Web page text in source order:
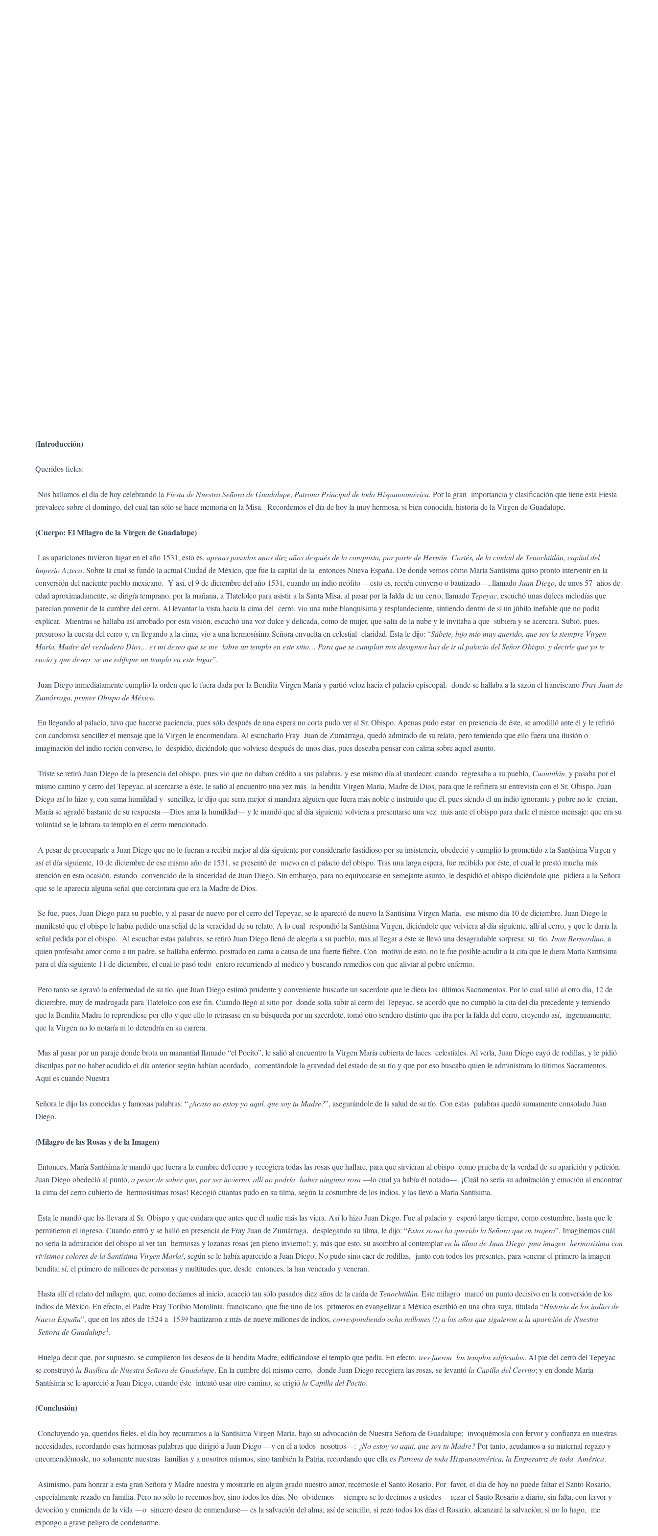
(Introducción)
Queridos fieles:
Nos hallamos el día de hoy celebrando la Fiesta de Nuestra Señora de Guadalupe, Patrona Principal de toda Hispanoamérica. Por la gran importancia y clasificación que tiene esta Fiesta
prevalece sobre el domingo, del cual tan sólo se hace memoria en la Misa. Recordemos el día de hoy la muy hermosa, si bien conocida, historia de la Virgen de Guadalupe.
(Cuerpo: El Milagro de la Virgen de Guadalupe)
Las apariciones tuvieron lugar en el año 1531, esto es, apenas pasados unos diez años después de la conquista, por parte de Hernán Cortés, de laciudad de Tenochtitlán, capital del
Imperio Azteca. Sobre la cual se fundó la actual Ciudad de México, que fue la capital de la entonces Nueva España. De donde vemos cómo María Santísima quiso pronto intervenir en la
conversión del naciente pueblo mexicano. Y así, el 9 de diciembre del año 1531, cuando un indio neófito —esto es, recién converso o bautizado—, llamadoJuan Diego, de unos 57 años de
edad aproximadamente, se dirigía temprano, por la mañana, a Tlatelolco para asistir a la Santa Misa, al pasar por la falda de un cerro, llamado Tepeyac, escuchó unas dulces melodías que
parecían provenir de la cumbre del cerro. Al levantar la vista hacia la cima del cerro, vio una nube blanquísima y resplandeciente, sintiendo dentro de sí un júbilo inefable que no podía
explicar. Mientras se hallaba así arrobado por esta visión, escuchó una voz dulce y delicada, como de mujer, que salía de la nube y le invitaba a que subiera y se acercara. Subió, pues,
presuroso la cuesta del cerro y, en llegando a la cima, vio a una hermosísima Señora envuelta en celestial claridad. Ésta le dijo: “Sábete, hijo mío muy querido, que soy la siempre Virgen
María, Madre del verdadero Dios… es mi deseo que se me labre un templo en este sitio… Para que se cumplan mis designios has de ir al palacio del Señor Obispo, y decirle que yo te
envío y que deseo se me edifique un templo en este lugar”.
Juan Diego inmediatamente cumplió la orden que le fuera dada por la Bendita Virgen María y partió veloz hacia el palacio episcopal, donde se hallaba a la sazón el franciscano Fray Juan de
Zumárraga, primer Obispo de México.
En llegando al palacio, tuvo que hacerse paciencia, pues sólo después de una espera no corta pudo ver al Sr. Obispo. Apenas pudo estar en presencia de éste, se arrodilló ante él y le refirió
con candorosa sencillez el mensaje que la Virgen le encomendara. Al escucharlo Fray Juan de Zumárraga, quedó admirado de su relato, pero temiendo que ello fuera una ilusión o
imaginación del indio recién converso, lo despidió, diciéndole que volviese después de unos días, pues deseaba pensar con calma sobre aquel asunto.
Triste se retiró Juan Diego de la presencia del obispo, pues vio que no daban crédito a sus palabras, y ese mismo día al atardecer, cuando regresaba a su pueblo, Cuautitlán, y pasaba por el
mismo camino y cerro del Tepeyac, al acercarse a éste, le salió al encuentro una vez más la bendita Virgen María, Madre de Dios, para que le refiriera su entrevista con el Sr. Obispo. Juan
Diego así lo hizo y, con suma humildad y sencillez, le dijo que sería mejor si mandara alguien que fuera más noble e instruido que él, pues siendo él un indio ignorante y pobre no le creían,
María se agradó bastante de su respuesta —Dios ama la humildad— y le mandó que al día siguiente volviera a presentarse una vez más ante el obispo para darle el mismo mensaje: que era su
voluntad se le labrara su templo en el cerro mencionado.
A pesar de preocuparle a Juan Diego que no lo fueran a recibir mejor al día siguiente por considerarlo fastidioso por su insistencia, obedeció y cumplió lo prometido a la Santísima Virgen y
así el día siguiente, 10 de diciembre de ese mismo año de 1531, se presentó de nuevo en el palacio del obispo. Tras una larga espera, fue recibido por éste, el cual le prestó mucha más
atención en esta ocasión, estando convencido de la sinceridad de Juan Diego. Sin embargo, para no equivocarse en semejante asunto, le despidió el obispo diciéndole que pidiera a la Señora
que se le aparecía alguna señal que cerciorara que era la Madre de Dios.
Se fue, pues, Juan Diego para su pueblo, y al pasar de nuevo por el cerro del Tepeyac, se le apareció de nuevo la Santísima Virgen María, ese mismo día 10 de diciembre. Juan Diego le
manifestó que el obispo le había pedido una señal de la veracidad de su relato. A lo cual respondió la Santísima Virgen, diciéndole que volviera al día siguiente, allí al cerro, y que le daría la
señal pedida por el obispo. Al escuchar estas palabras, se retiró Juan Diego llenó de alegría a su pueblo, mas al llegar a éste se llevó una desagradable sorpresa: su tío, Juan Bernardino, a
quien profesaba amor como a un padre, se hallaba enfermo, postrado en cama a causa de una fuerte fiebre. Con motivo de esto, no le fue posible acudir a la cita que le diera María Santísima
para el día siguiente 11 de diciembre, el cual lo pasó todo entero recurriendo al médico y buscando remedios con que aliviar al pobre enfermo.
Pero tanto se agravó la enfermedad de su tío, que Juan Diego estimó prudente y conveniente buscarle un sacerdote que le diera los últimos Sacramentos. Por lo cual salió al otro día, 12 de
diciembre, muy de madrugada para Tlatelolco con ese fin. Cuando llegó al sitio por donde solía subir al cerro del Tepeyac, se acordó que no cumplió la cita del día precedente y temiendo
que la Bendita Madre lo reprendiese por ello y que ello lo retrasase en su búsqueda por un sacerdote, tomó otro sendero distinto que iba por la falda del cerro, creyendo así, ingenuamente,
que la Virgen no lo notaría ni lo detendría en su carrera.
Mas al pasar por un paraje donde brota un manantial llamado “el Pocito”, le salió al encuentro la Virgen María cubierta de luces celestiales. Al verla, Juan Diego cayó de rodillas, y le pidió
disculpas por no haber acudido el día anterior según habían acordado, comentándole la gravedad del estado de su tío y que por eso buscaba quien le administrara lo últimos Sacramentos.
Aquí es cuando Nuestra
Señora le dijo las conocidas y famosas palabras: “¿Acaso no estoy yo aquí, que soy tu Madre?”, asegurándole de la salud de su tío. Con estas palabras quedó sumamente consolado Juan
Diego.
(Milagro de las Rosas y de la Imagen)
Entonces, María Santísima le mandó que fuera a la cumbre del cerro y recogiera todas las rosas que hallare, para que sirvieran al obispo como prueba de la verdad de su aparición y petición.
Juan Diego obedeció al punto, a pesar de saber que, por ser invierno, allí no podría haber ninguna rosa—lo cual ya había él notado—. ¡Cuál no sería su admiración y emoción al encontrar
la cima del cerro cubierto de hermosísimas rosas! Recogió cuantas pudo en su tilma, según la costumbre de los indios, y las llevó a María Santísima.
Ésta le mandó que las llevara al Sr. Obispo y que cuidara que antes que él nadie más las viera. Así lo hizo Juan Diego. Fue al palacio y esperó largo tiempo, como costumbre, hasta que le
permitieron el ingreso. Cuando entró y se halló en presencia de Fray Juan de Zumárraga, desplegando su tilma, le dijo: “Estas rosas ha querido la Señora que os trajera”. Imaginemos cuál
no sería la admiración del obispo al ver tan hermosas y lozanas rosas ¡en pleno invierno!; y, más que esto, su asombro al contemplaren la tilma de Juan Diego ¡una imagen hermosísima con
vivísimos colores de la Santísima Virgen María!, según se le había aparecido a Juan Diego. No pudo sino caer de rodillas, junto con todos los presentes, para venerar el primero la imagen
bendita; sí, el primero de millones de personas y multitudes que, desde entonces, la han venerado y veneran.
Hasta allí el relato del milagro, que, como decíamos al inicio, acaeció tan sólo pasados diez años de la caída de Tenochtitlán. Este milagro marcó un punto decisivo en la conversión de los
indios de México. En efecto, el Padre Fray Toribio Motolinia, franciscano, que fue uno de los primeros en evangelizar a México escribió en una obra suya, titulada “Historia de los indios de
Nueva España”, que en los años de 1524 a 1539 bautizaron a más de nueve millones de indios, correspondiendo ocho millones (!) a los años que siguieron a la aparición de Nuestra
Señora de Guadalupe1.
Huelga decir que, por supuesto, se cumplieron los deseos de la bendita Madre, edificándose el templo que pedía. En efecto, tres fueron los templos edificados. Al pie del cerro del Tepeyac
se construyóla Basílica de Nuestra Señora de Guadalupe. En la cumbre del mismo cerro, donde Juan Diego recogiera las rosas, se levantóla Capilla del Cerrito; y en donde María
Santísima se le apareció a Juan Diego, cuando éste intentó usar otro camino, se erigióla Capilla del Pocito.
(Conclusión)
Concluyendo ya, queridos fieles, el día hoy recurramos a la Santísima Virgen María, bajo su advocación de Nuestra Señora de Guadalupe; invoquémosla con fervor y confianza en nuestras
necesidades, recordando esas hermosas palabras que dirigió a Juan Diego —y en él a todos nosotros—: ¿No estoy yo aquí, que soy tu Madre?Por tanto, acudamos a su maternal regazo y
encomendémosle, no solamente nuestras familias y a nosotros mismos, sino también la Patria, recordando que ella es Patrona de toda Hispanoamérica, la Emperatriz de toda América.
Asimismo, para honrar a esta gran Señora y Madre nuestra y mostrarle en algún grado nuestro amor, recémosle el Santo Rosario. Por favor, el día de hoy no puede faltar el Santo Rosario,
especialmente rezado en familia. Pero no sólo lo recemos hoy, sino todos los días. No olvidemos —siempre se lo decimos a ustedes— rezar el Santo Rosario a diario, sin falta, con fervor y
devoción y enmienda de la vida —o sincero deseo de enmendarse— es la salvación del alma; así de sencillo, si rezo todos los días el Rosario, alcanzaré la salvación; si no lo hago, me
expongo a grave peligro de condenarme.